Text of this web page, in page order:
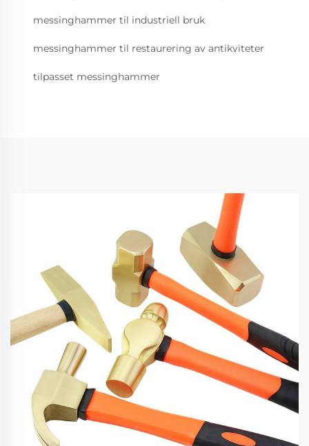
messinghammer til industriell bruk
messinghammer til restaurering av antikviteter
tilpasset messinghammer